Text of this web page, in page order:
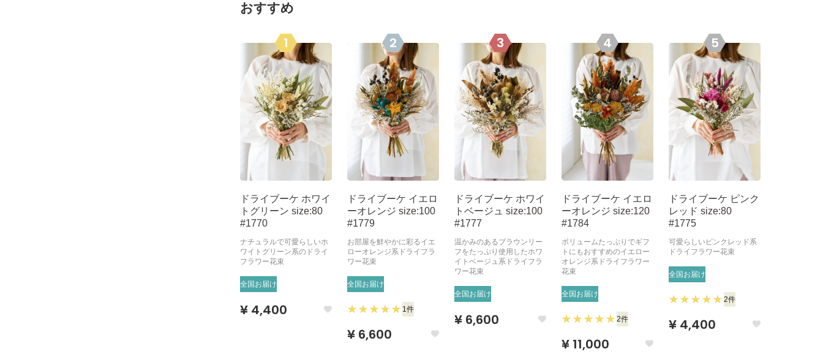
おすすめ
1
ドライブーケ ホワイ
トグリーン size:80
#1770
ナチュラルで可愛らしいホ
ワイトグリーン系のドライ
フラワー花束
全国お届け
¥ 4,400
2
ドライブーケ イエロ
ーオレンジ size:100
#1779
お部屋を鮮やかに彩るイエ
ローオレンジ系ドライフラ
ワー花束
全国お届け
1件
¥ 6,600
3
ドライブーケ ホワイ
トベージュ size:100
#1777
温かみのあるブラウンリー
フをたっぷり使用したホワ
イトベージュ系ドライフラ
ワー花束
全国お届け
¥ 6,600
4
ドライブーケ イエロ
ーオレンジ size:120
#1784
ボリュームたっぷりでギフ
トにもおすすめのイエロー
オレンジ系ドライフラワー
花束
全国お届け
2件
¥ 11,000
5
ドライブーケ ピンク
レッド size:80
#1775
可愛らしいピンクレッド系
ドライフラワー花束
全国お届け
2件
¥ 4,400